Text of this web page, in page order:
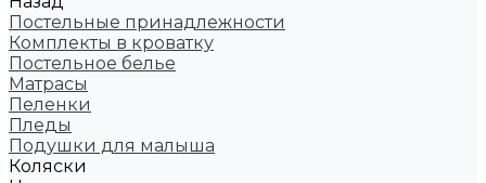
Постельные принадлежности
Комплекты в кроватку
Постельное белье
Матрасы
Пеленки
Пледы
Подушки для малыша
Коляски